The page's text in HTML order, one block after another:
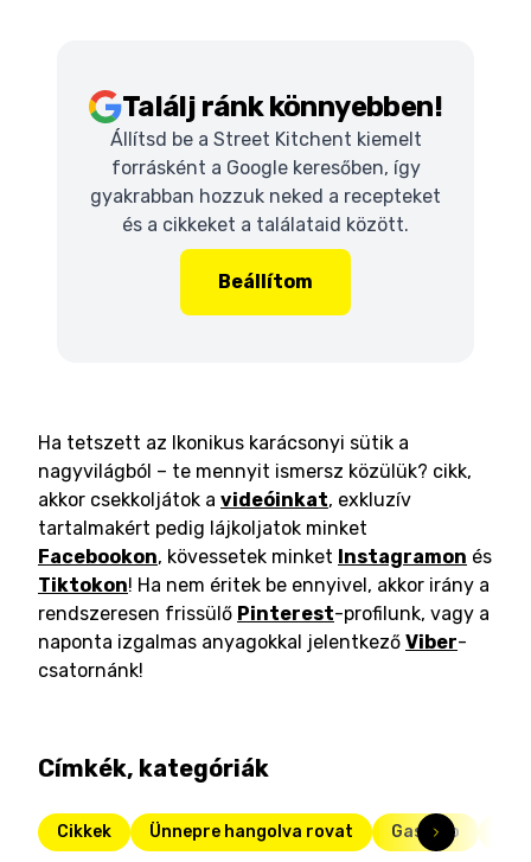
Találj ránk könnyebben!
Állítsd be a Street Kitchent kiemelt
forrásként a Google keresőben, így
gyakrabban hozzuk neked a recepteket
és a cikkeket a találataid között.
Beállítom
Ha tetszett az Ikonikus karácsonyi sütik a
nagyvilágból – te mennyit ismersz közülük? cikk,
akkor csekkoljátok a videóinkat, exkluzív
tartalmakért pedig lájkoljatok minket
Facebookon, kövessetek minket Instagramon és
Tiktokon! Ha nem éritek be ennyivel, akkor irány a
rendszeresen frissülő Pinterest-profilunk, vagy a
naponta izgalmas anyagokkal jelentkező Viber-
csatornánk!
Címkék, kategóriák
Cikkek Ünnepre hangolva rovat Gasztro